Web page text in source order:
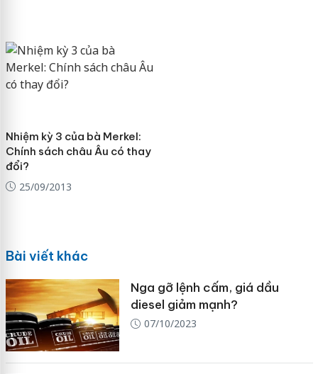
Nhiệm kỳ 3 của bà Merkel:
Chính sách châu Âu có thay
đổi?
25/09/2013
Bài viết khác
Nga gỡ lệnh cấm, giá dầu
diesel giảm mạnh?
07/10/2023